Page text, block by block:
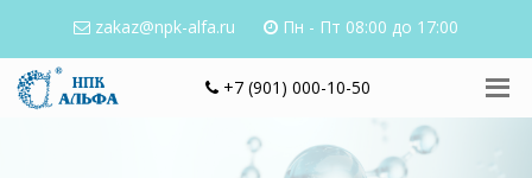
zakaz@npk-alfa.ru Пн - Пт 08:00 до 17:00
+7 (901) 000-10-50